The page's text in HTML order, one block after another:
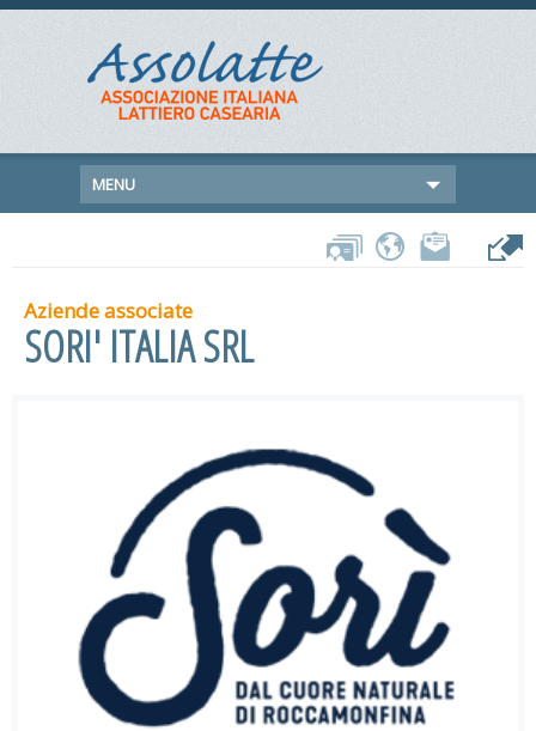
MENU
Aziende associate
SORI' ITALIA SRL